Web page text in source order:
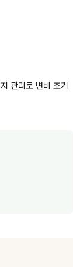
관리로 변비 조기